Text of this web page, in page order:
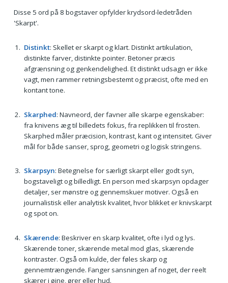
Disse 5 ord på 8 bogstaver opfylder krydsord-ledetråden
'Skarpt'.
Distinkt: Skellet er skarpt og klart. Distinkt artikulation,
distinkte farver, distinkte pointer. Betoner præcis
afgrænsning og genkendelighed. Et distinkt udsagn er ikke
vagt, men rammer retningsbestemt og præcist, ofte med en
kontant tone.
Skarphed: Navneord, der favner alle skarpe egenskaber:
fra knivens æg til billedets fokus, fra replikken til frosten.
Skarphed måler præcision, kontrast, kant og intensitet. Giver
mål for både sanser, sprog, geometri og logisk stringens.
Skarpsyn: Betegnelse for særligt skarpt eller godt syn,
bogstaveligt og billedligt. En person med skarpsyn opdager
detaljer, ser mønstre og gennemskuer motiver. Også en
journalistisk eller analytisk kvalitet, hvor blikket er knivskarpt
og spot on.
Skærende: Beskriver en skarp kvalitet, ofte i lyd og lys.
Skærende toner, skærende metal mod glas, skærende
kontraster. Også om kulde, der føles skarp og
gennemtrængende. Fanger sansningen af noget, der reelt
skærer i øjne, ører eller hud.